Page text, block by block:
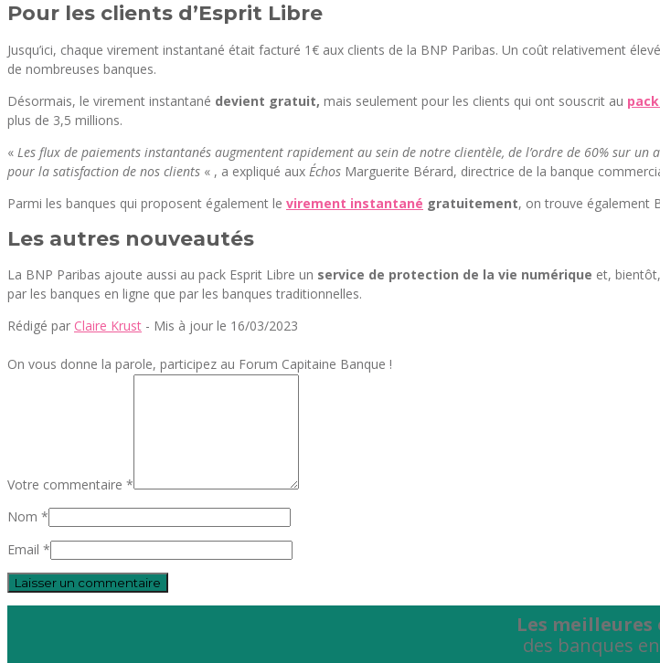
Pour les clients d’Esprit Libre
Jusqu’ici, chaque virement instantané était facturé 1€ aux clients de la BNP Paribas. Un coût relativement
de nombreuses banques.
Désormais, le virement instantané devient gratuit, mais seulement pour les clients qui ont souscrit au
plus de 3,5 millions.
« Les flux de paiements instantanés augmentent rapidement au sein de notre clientèle, de l’ordre de 60% sur
pour la satisfaction de nos clients « , a expliqué aux Échos Marguerite Bérard, directrice de la banque
Parmi les banques qui proposent également le virement instantané gratuitement, on trouve également
Les autres nouveautés
La BNP Paribas ajoute aussi au pack Esprit Libre un service de protection de la vie numérique et,
par les banques en ligne que par les banques traditionnelles.
Rédigé par Claire Krust - Mis à jour le 16/03/2023
On vous donne la parole, participez au Forum Capitaine Banque !
Votre commentaire *
Nom *
Email *
Les meilleures
des banques